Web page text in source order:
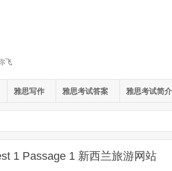
飞
雅思写作 雅思考试答案 雅思考试简介
1 Passage 1 新西兰旅游网站